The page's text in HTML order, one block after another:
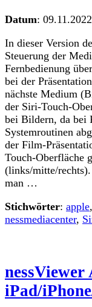
Datum: 09.11.2022
In dieser Version
Steuerung der
Fernbedienung
bei der
nächste Medium
der Siri-Touch-
bei Bildern, da bei
Systemroutinen
der Film-
Touch-Oberfläche
(links/mitte/
man …
Stichwörter: apple,
nessmediacenter,
iPad/